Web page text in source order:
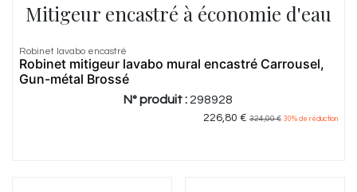
Mitigeur encastré à économie d'eau
Robinet lavabo encastré
Robinet mitigeur lavabo mural encastré Carrousel,
Gun-métal Brossé
N° produit : 298928
226,80 € 324,00€ 30% de réduction